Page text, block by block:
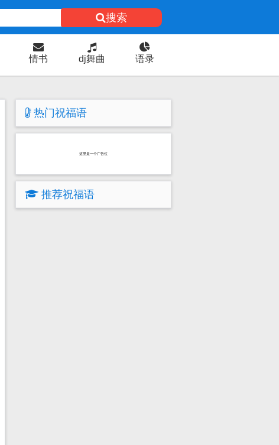
搜索
情书 dj舞曲 语录
热门祝福语
这里是一个广告位
推荐祝福语